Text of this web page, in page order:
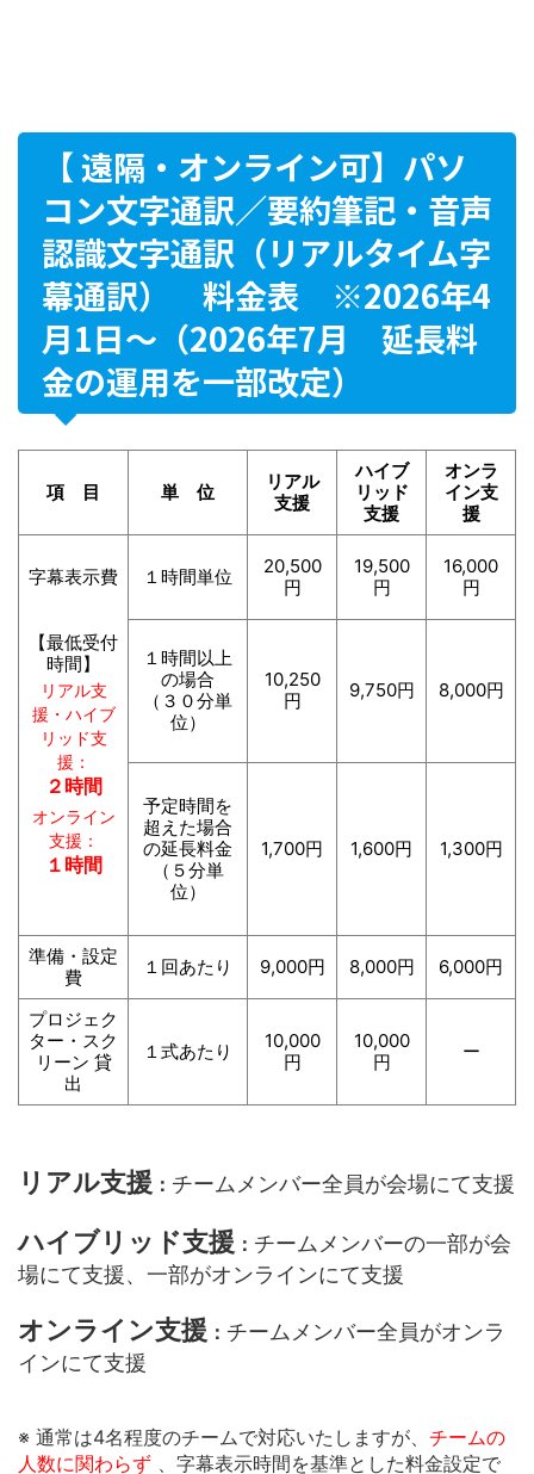
【 遠隔・オンライン可】パソ
コン文字通訳／要約筆記・音声
認識文字通訳（リアルタイム字
幕通訳） 料金表 ※2026年4
月1日～（2026年7月 延長料
金の運用を一部改定）
項 目 単 位
リアル
支援
ハイブ
リッド
支援
オンラ
イン支
援
字幕表示費
【最低受付
時間】
リアル支
援・ハイブ
リッド支
援：
２時間
オンライン
支援：
１時間
１時間単位
20,500
円
19,500
円
16,000
円
１時間以上
の場合
（３０分単
位）
10,250
円
9,750円 8,000円
予定時間を
超えた場合
の延長料金
（５分単
位）
1,700円 1,600円 1,300円
準備・設定
費
１回あたり 9,000円 8,000円 6,000円
プロジェク
ター・スク
リーン 貸
出
１式あたり
10,000
円
10,000
円
ー
リアル支援 ： チームメンバー全員が会場にて支援
ハイブリッド支援 ： チームメンバーの一部が会
場にて支援、一部がオンラインにて支援
オンライン支援 ： チームメンバー全員がオンラ
インにて支援
※ 通常は4名程度のチームで対応いたしますが、 チームの
人数に関わらず 、字幕表示時間を基準とした料金設定で